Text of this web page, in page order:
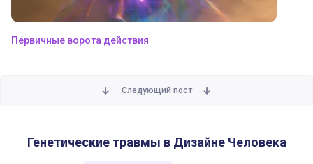
Первичные ворота действия
Следующий пост
Генетические травмы в Дизайне Человека